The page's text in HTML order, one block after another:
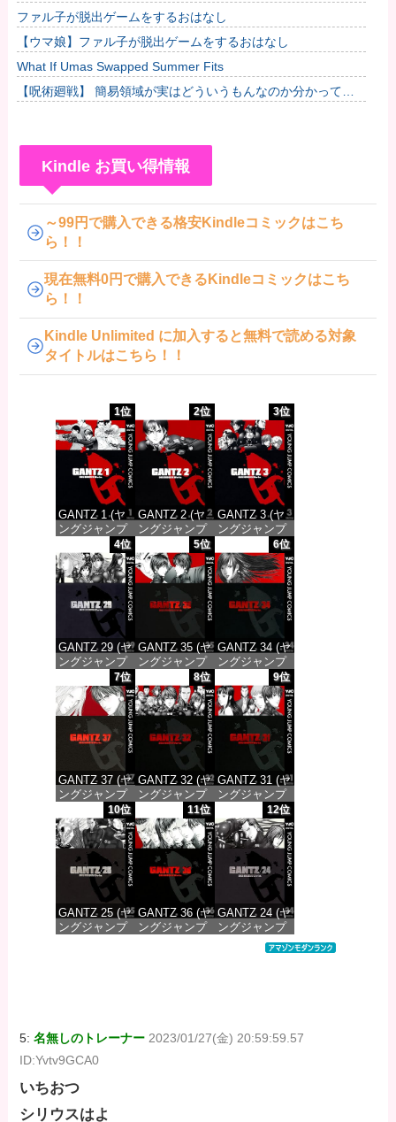
ファル子が脱出ゲームをするおはなし
【ウマ娘】ファル子が脱出ゲームをするおはなし
What If Umas Swapped Summer Fits
【呪術廻戦】 簡易領域が実はどういうもんなのか分かってな
Kindle お買い得情報
～99円で購入できる格安Kindleコミックはこち
ら！！
現在無料0円で購入できるKindleコミックはこち
ら！！
Kindle Unlimited に加入すると無料で読める対象
タイトルはこちら！！
1位
GANTZ 1 (ヤ
ングジャンプ
コミックス
DIGITAL)
価格：¥617
2位
GANTZ 2 (ヤ
ングジャンプ
コミックス
DIGITAL)
価格：¥617
3位
GANTZ 3 (ヤ
ングジャンプ
コミックス
DIGITAL)
価格：¥617
4位
GANTZ 29 (ヤ
ングジャンプ
コミックス
DIGITAL)
価格：¥647
5位
GANTZ 35 (ヤ
ングジャンプ
コミックス
DIGITAL)
価格：¥647
6位
GANTZ 34 (ヤ
ングジャンプ
コミックス
DIGITAL)
価格：¥647
7位
GANTZ 37 (ヤ
ングジャンプ
コミックス
DIGITAL)
価格：¥647
8位
GANTZ 32 (ヤ
ングジャンプ
コミックス
DIGITAL)
価格：¥647
9位
GANTZ 31 (ヤ
ングジャンプ
コミックス
DIGITAL)
価格：¥647
10位
GANTZ 25 (ヤ
ングジャンプ
11位
GANTZ 36 (ヤ
ングジャンプ
12位
GANTZ 24 (ヤ
ングジャンプ
コミックス
5:名無しのトレーナー 2023/01/27(金) 20:59:59.57
ID:Yvtv9GCA0
いちおつ
シリウスはよ